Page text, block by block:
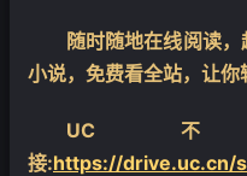
随时随地在线阅读
小说，免费看全站，让你
UC
接:https://drive.uc.cn/